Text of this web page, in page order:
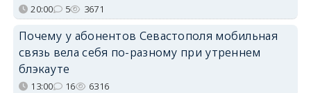
20:00 5 3671
Почему у абонентов Севастополя мобильная
связь вела себя по-разному при утреннем
блэкауте
13:00 16 6316